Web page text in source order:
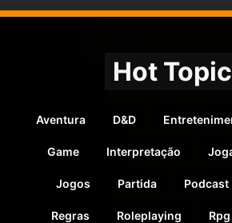
Hot
Aventura D&D
Game Interpretação
Jogos Partida Podcast
Regras Roleplaying Rpg